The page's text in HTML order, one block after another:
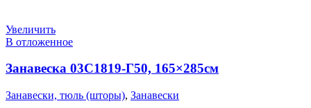
Увеличить
В отложенное
Занавеска 03С1819-Г50, 165×285см
Занавески, тюль (шторы), Занавески